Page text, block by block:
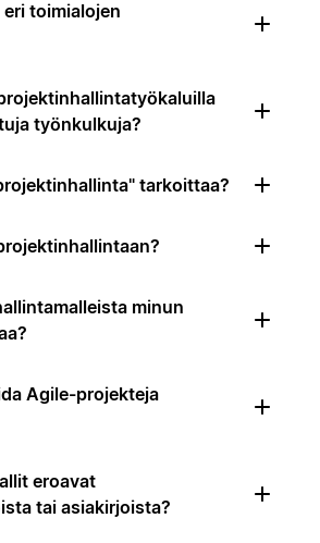
toimialojen
työnkulkuja?
tarkoittaa?
minun
Agile-projekteja
eroavat
tai asiakirjoista?